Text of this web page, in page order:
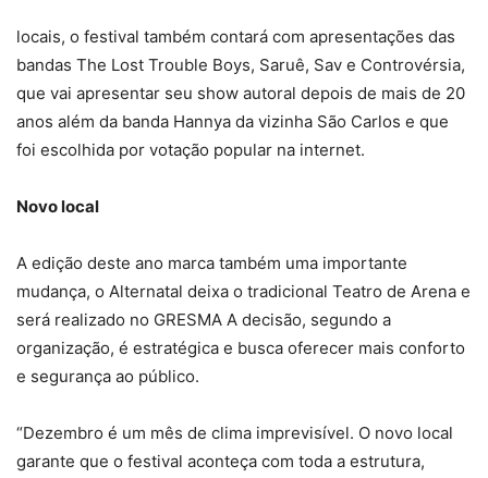
locais, o festival também contará com apresentações das
bandas The Lost Trouble Boys, Saruê, Sav e Controvérsia,
que vai apresentar seu show autoral depois de mais de 20
anos além da banda Hannya da vizinha São Carlos e que
foi escolhida por votação popular na internet.
Novo local
A edição deste ano marca também uma importante
mudança, o Alternatal deixa o tradicional Teatro de Arena e
será realizado no GRESMA A decisão, segundo a
organização, é estratégica e busca oferecer mais conforto
e segurança ao público.
“Dezembro é um mês de clima imprevisível. O novo local
garante que o festival aconteça com toda a estrutura,